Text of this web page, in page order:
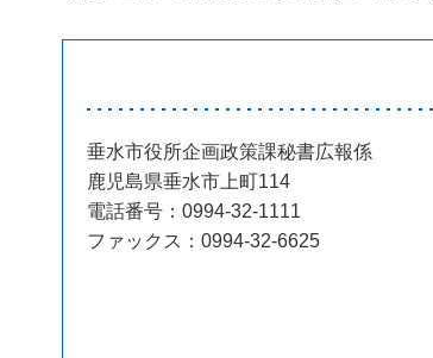
垂水市役所企画政策課秘書広報係
鹿児島県垂水市上町114
電話番号：0994-32-1111
ファックス：0994-32-6625